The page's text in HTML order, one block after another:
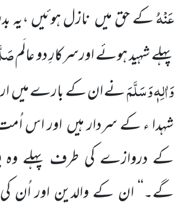
عَنْہُکے حق میںنازل ہوئیں ،یہ
پہلے شہید ہوئے اورسرکارِ دو عالَم
وَاٰلِہٖ وَسَلَّمَنے ان کے بارے میں
شہدا ء کے سردار ہیںاور اس
کے دروازے کی طرف پہلے وہ
گے۔‘‘ان کے والدین اور اُن